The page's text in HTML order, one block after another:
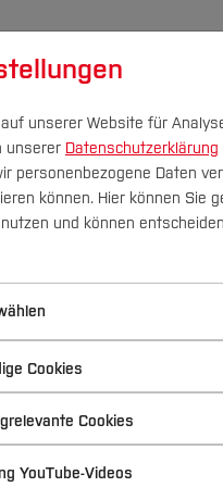
Personen DE|EN
Einschreiben
und Prüfungen
Studium
& Transfer
und Transferprofil
(FuT)
Förderung
studieren
und Netzwerke
Menü aufklappen
für den
Wissenschaft,
Bereich der
Ziel ist es, ein
unserer Website für
unserer Datenschutzerklärung
personenbezogene Daten
können. Hier können Sie
und können
Cookies
Cookies
YouTube-Videos